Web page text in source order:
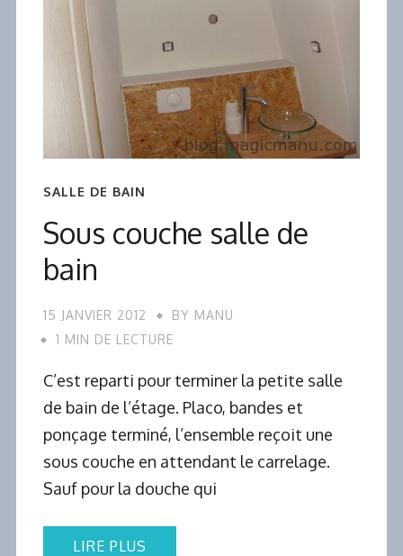
SALLE DE BAIN
Sous couche salle de
bain
15 JANVIER 2012 BY MANU
1 MIN DE LECTURE
C’est reparti pour terminer la petite salle
de bain de l’étage. Placo, bandes et
ponçage terminé, l’ensemble reçoit une
sous couche en attendant le carrelage.
Sauf pour la douche qui
LIRE PLUS